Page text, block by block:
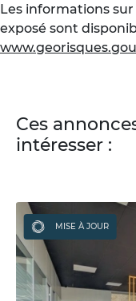
Les informations
exposé sont
Ces
intéresser :
MISE À JOUR